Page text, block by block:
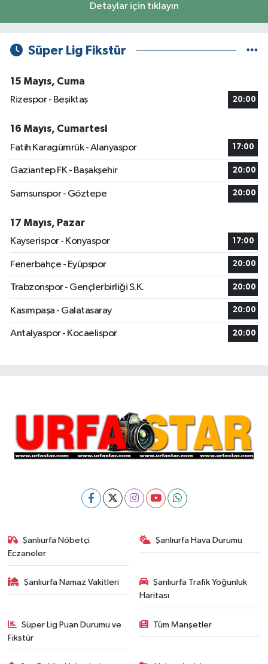
Detaylar için tıklayın
Süper Lig Fikstür
15 Mayıs, Cuma
Rizespor - Beşiktaş
20:00
16 Mayıs, Cumartesi
Fatih Karagümrük - Alanyaspor
17:00
Gaziantep FK - Başakşehir 20:00
Samsunspor - Göztepe 20:00
17 Mayıs, Pazar
Kayserispor - Konyaspor
17:00
Fenerbahçe - Eyüpspor 20:00
Trabzonspor - Gençlerbirliği S.K. 20:00
Kasımpaşa - Galatasaray 20:00
Antalyaspor - Kocaelispor 20:00
Şanlıurfa Nöbetçi
Eczaneler
Şanlıurfa Hava Durumu
Şanlıurfa Namaz Vakitleri
Şanlıurfa Trafik Yoğunluk
Haritası
Süper Lig Puan Durumu ve
Fikstür
Tüm Manşetler